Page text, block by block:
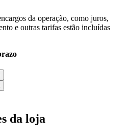
da operação, como juros,
e outras tarifas estão incluídas
da loja